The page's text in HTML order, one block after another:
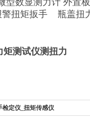
型数显测力计 外置
扭矩扳手 瓶盖扭
矩测试仪测扭力
检定仪_扭矩传感仪